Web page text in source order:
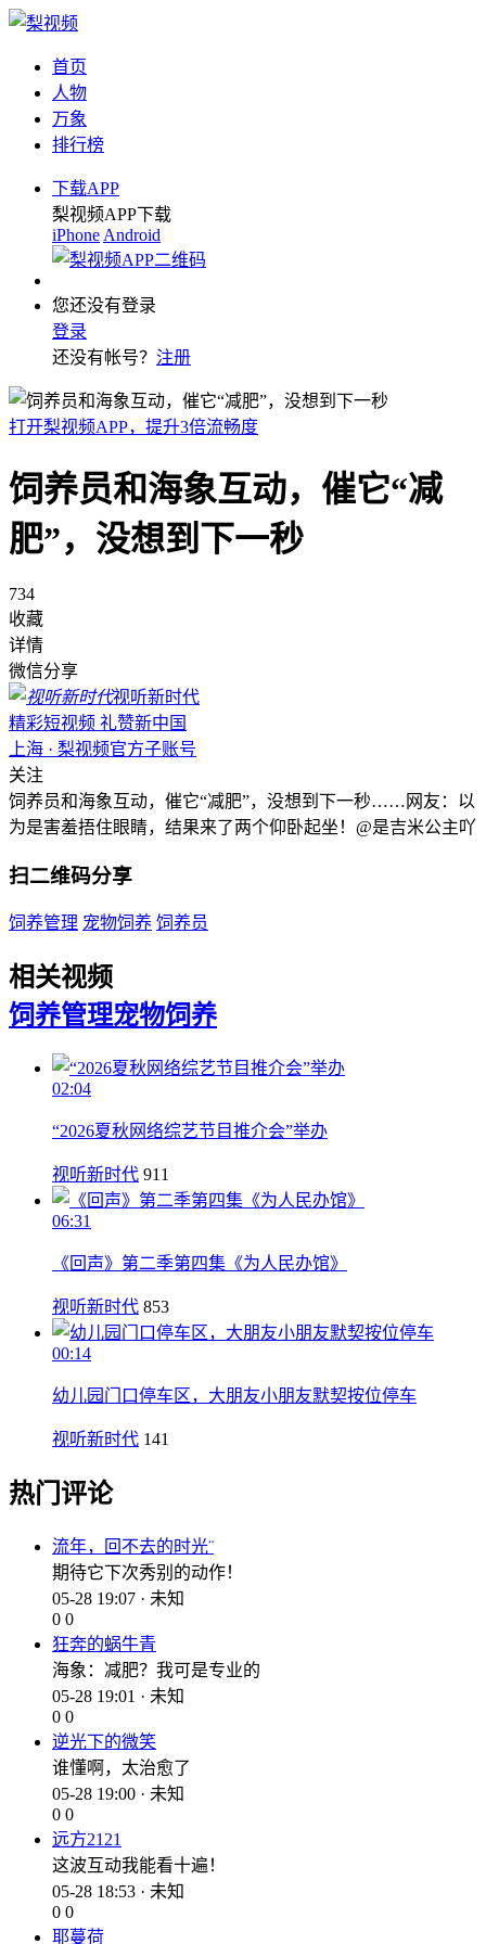
首页
人物
万象
排行榜
下载APP
梨视频APP下载
iPhone Android
您还没有登录
登录
还没有帐号？ 注册
打开梨视频APP，提升3倍流畅度
饲养员和海象互动，催它“减
肥”，没想到下一秒
734
收藏
详情
微信分享
视听新时代
精彩短视频 礼赞新中国
上海 · 梨视频官方子账号
关注
饲养员和海象互动，催它“减肥”，没想到下一秒……网友：以
为是害羞捂住眼睛，结果来了两个仰卧起坐！@是吉米公主吖
扫二维码分享
饲养管理 宠物饲养 饲养员
相关视频
饲养管理宠物饲养
02:04
“2026夏秋网络综艺节目推介会”举办
视听新时代 911
06:31
《回声》第二季第四集《为人民办馆》
视听新时代 853
00:14
幼儿园门口停车区，大朋友小朋友默契按位停车
视听新时代 141
热门评论
流年，回不去的时光¨
期待它下次秀别的动作！
05-28 19:07 · 未知
0 0
狂奔的蜗牛青
海象：减肥？我可是专业的
05-28 19:01 · 未知
0 0
逆光下的微笑
谁懂啊，太治愈了
05-28 19:00 · 未知
0 0
远方2121
这波互动我能看十遍！
05-28 18:53 · 未知
0 0
耶蔓荷